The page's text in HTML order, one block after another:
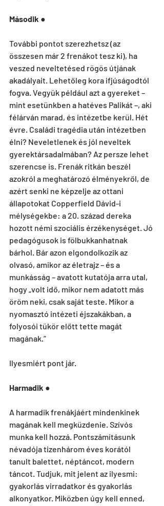
Második ●
További pontot szerezhetsz (az
összesen már 2 frenákot tesz ki), ha
veszed neveltetésed rögös útjának
akadályait. Lehetőleg kora ifjúságodtól
fogva. Vegyük például azt a gyereket –
mint esetünkben a hatéves Palikát –, aki
félárván marad, és intézetbe kerül. Hét
évre. Családi tragédia után intézetben
élni? Neveletlenek és jól neveltek
gyerektársadalmában? Az persze lehet
szerencse is. Frenák ritkán beszél
azokról a meghatározó élményekről, de
azért senki ne képzelje az ottani
állapotokat Copperfield Dávid-i
mélységekbe: a 20. század dereka
hozott némi szociális érzékenységet. Jó
pedagógusok is fölbukkanhatnak
bárhol. Bár azon elgondolkozik az
olvasó, amikor az életrajz – és a
munkásság – avatott kutatója arra utal,
hogy „volt idő, mikor nem adatott más
öröm neki, csak saját teste. Mikor a
nyomasztó intézeti éjszakákban, a
folyosói tükör előtt tette magát
magának.”
Ilyesmiért pont jár.
Harmadik ●
A harmadik frenákjáért mindenkinek
magának kell megküzdenie. Szívós
munka kell hozzá. Pontszámításunk
névadója tizenhárom éves korától
tanult balettet, néptáncot, modern
táncot. Tudjuk, mit jelent az ilyesmi:
gyakorlás virradatkor és gyakorlás
alkonyatkor. Miközben úgy kell enned,